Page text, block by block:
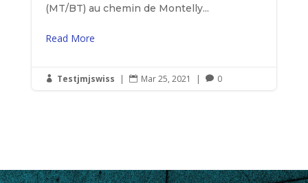
(MT/BT) au chemin de Montelly...
Read More
 Testjmjswiss |  Mar 25, 2021 |  0